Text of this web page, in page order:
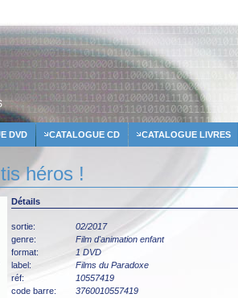
DVD CATALOGUE CD CATALOGUE LIVRES
héros !
Détails
sortie:
02/2017
genre:
Film d'animation enfant
format:
1 DVD
label:
Films du Paradoxe
réf:
10557419
code barre:
3760010557419